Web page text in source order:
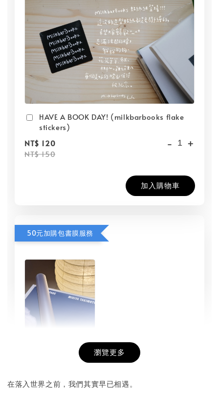
HAVE A BOOK DAY! (milkbarbooks flake
stickers)
NT$ 120
NT$ 150
- +
加入購物車
50元加購包書膜服務
書本包膜服務
NT$ 50
- +
瀏覽更多
在落入世界之前，我們其實早已相遇。